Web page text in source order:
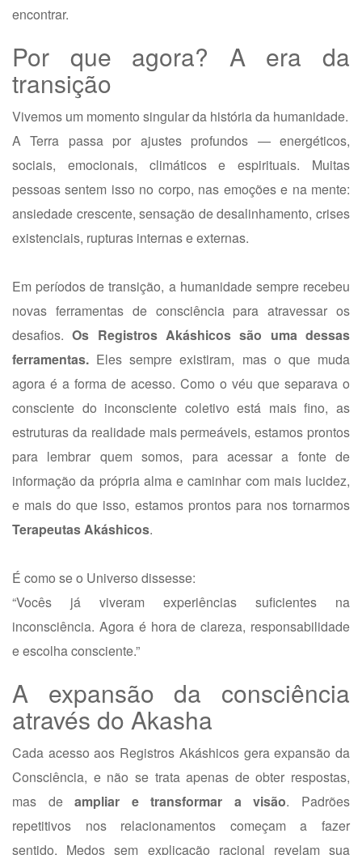
encontrar.
Por que agora? A era da
transição
Vivemos um momento singular da história da humanidade.
A Terra passa por ajustes profundos — energéticos,
sociais, emocionais, climáticos e espirituais. Muitas
pessoas sentem isso no corpo, nas emoções e na mente:
ansiedade crescente, sensação de desalinhamento, crises
existenciais, rupturas internas e externas.
Em períodos de transição, a humanidade sempre recebeu
novas ferramentas de consciência para atravessar os
desafios.Os Registros Akáshicos são uma dessas
ferramentas. Eles sempre existiram, mas o que muda
agora é a forma de acesso. Como o véu que separava o
consciente do inconsciente coletivo está mais fino, as
estruturas da realidade mais permeáveis, estamos prontos
para lembrar quem somos, para acessar a fonte de
informação da própria alma e caminhar com mais lucidez,
e mais do que isso, estamos prontos para nos tornarmos
Terapeutas Akáshicos.
É como se o Universo dissesse:
“Vocês já viveram experiências suficientes na
inconsciência. Agora é hora de clareza, responsabilidade
e escolha consciente.”
A expansão da consciência
através do Akasha
Cada acesso aos Registros Akáshicos gera expansão da
Consciência, e não se trata apenas de obter respostas,
mas deampliar e transformar a visão. Padrões
repetitivos nos relacionamentos começam a fazer
sentido. Medos sem explicação racional revelam sua